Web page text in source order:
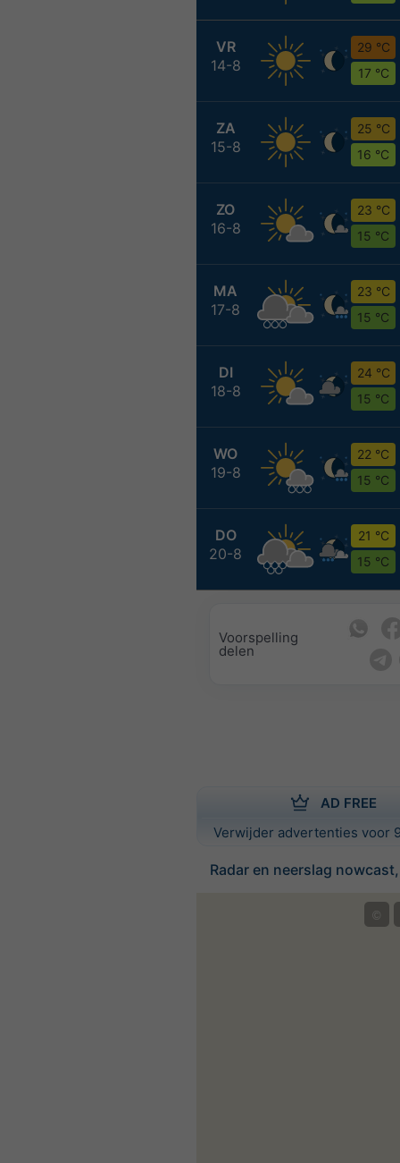
VR
14-8
29 °C
17 °C
ZA
15-8
25 °C
16 °C
ZO
16-8
23 °C
15 °C
MA
17-8
23 °C
15 °C
DI
18-8
24 °C
15 °C
WO
19-8
22 °C
15 °C
DO
20-8
21 °C
15 °C
Voorspelling
delen
AD FREE
Verwijder advertenties voor
Radar en neerslag
©